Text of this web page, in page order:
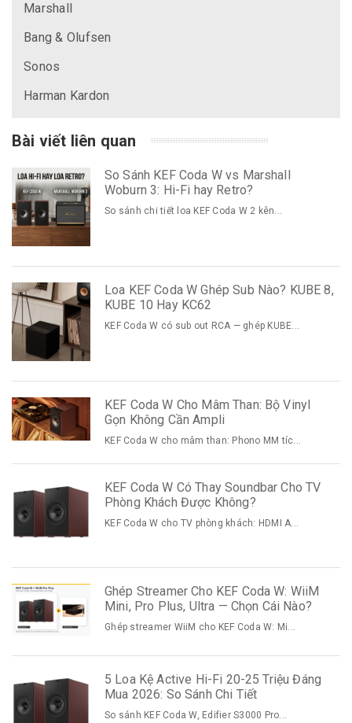
Marshall
Bang & Olufsen
Sonos
Harman Kardon
Bài viết liên quan
So Sánh KEF Coda W vs Marshall
Woburn 3: Hi-Fi hay Retro?
So sánh chi tiết loa KEF Coda W 2 kên...
Loa KEF Coda W Ghép Sub Nào? KUBE 8,
KUBE 10 Hay KC62
KEF Coda W có sub out RCA — ghép KUBE...
KEF Coda W Cho Mâm Than: Bộ Vinyl
Gọn Không Cần Ampli
KEF Coda W cho mâm than: Phono MM tíc...
KEF Coda W Có Thay Soundbar Cho TV
Phòng Khách Được Không?
KEF Coda W cho TV phòng khách: HDMI A...
Ghép Streamer Cho KEF Coda W: WiiM
Mini, Pro Plus, Ultra — Chọn Cái Nào?
Ghép streamer WiiM cho KEF Coda W: Mi...
5 Loa Kệ Active Hi-Fi 20-25 Triệu Đáng
Mua 2026: So Sánh Chi Tiết
So sánh KEF Coda W, Edifier S3000 Pro...